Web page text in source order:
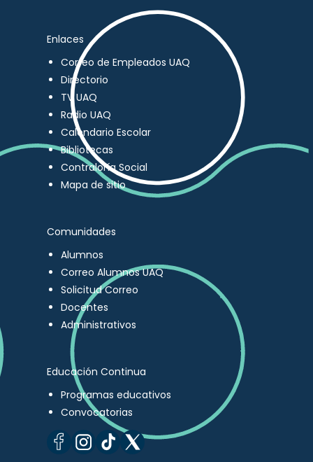
Enlaces
Correo de Empleados UAQ
Directorio
TV UAQ
Radio UAQ
Calendario Escolar
Bibliotecas
Contraloría Social
Mapa de sitio
Comunidades
Alumnos
Correo Alumnos UAQ
Solicitud Correo
Docentes
Administrativos
Educación Continua
Programas educativos
Convocatorias